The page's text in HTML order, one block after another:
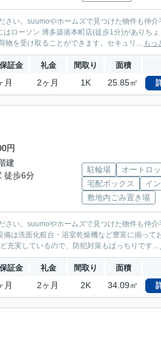
さい。suumoやホームズで見つけた物件も仲
ローソン 博多築港本町店(徒歩1分)がありち
物を受け取ることができます。セキュリ... もっ
証金 礼金 間取り 面積
月 2ヶ月 1K 25.85㎡
円
建
徒歩6分
駐輪場 オートロ
宅配ボックス
イ
敷地内ごみ置き場
さい。suumoやホームズで見つけた物件も仲
は洗面化粧台・浴室乾燥機など豊富に揃って
充実しているので、防犯対策もばっちりです...
証金 礼金 間取り 面積
月 2ヶ月 2K 34.09㎡